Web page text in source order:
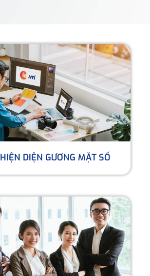
HIỆN DIỆN GƯƠNG MẶT SỐ